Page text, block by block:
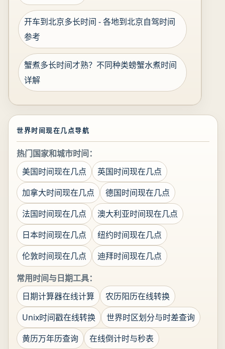
开车到北京多长时间 - 各地到北京自驾时间
参考
蟹煮多长时间才熟？不同种类螃蟹水煮时间
详解
世界时间现在几点导航
热门国家和城市时间：
美国时间现在几点
英国时间现在几点
加拿大时间现在几点
德国时间现在几点
法国时间现在几点
澳大利亚时间现在几点
日本时间现在几点
纽约时间现在几点
伦敦时间现在几点
迪拜时间现在几点
常用时间与日期工具：
日期计算器在线计算
农历阳历在线转换
Unix时间戳在线转换
世界时区划分与时差查询
黄历万年历查询
在线倒计时与秒表